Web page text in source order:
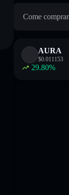
Come
AURA
$0.011153
29.80%